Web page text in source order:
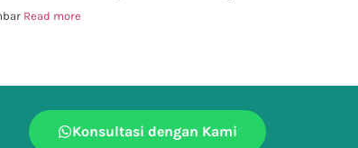
Read more
Konsultasi dengan Kami